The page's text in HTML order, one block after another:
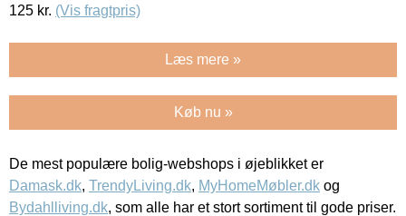
125 kr. (Vis fragtpris)
Læs mere »
Køb nu »
De mest populære bolig-webshops i øjeblikket er
Damask.dk, TrendyLiving.dk, MyHomeMøbler.dk og
Bydahlliving.dk, som alle har et stort sortiment til gode priser.